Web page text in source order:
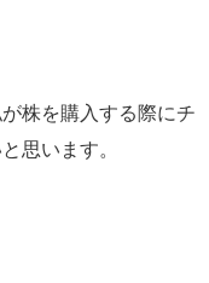
株を購入する際にチ
思います。